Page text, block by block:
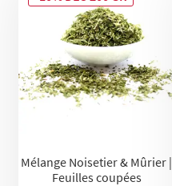
Mélange Noisetier & Mûrier |
Feuilles coupées